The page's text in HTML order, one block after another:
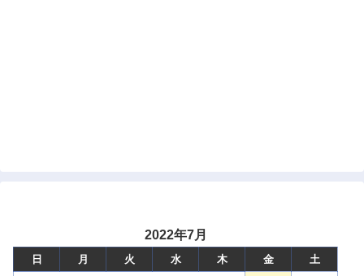
2022年7月
日 月 火 水 木 金
土